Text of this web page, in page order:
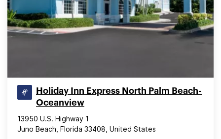
Holiday Inn Express North Palm Beach-
Oceanview
13950 U.S. Highway 1
Juno Beach, Florida 33408, United States